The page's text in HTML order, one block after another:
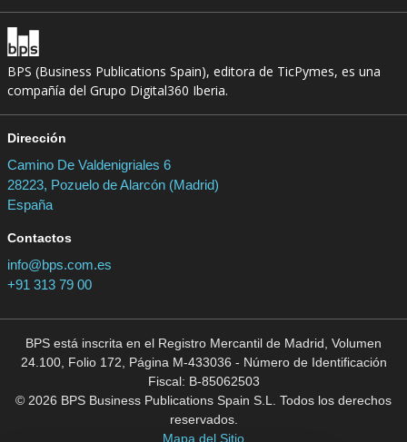
BPS (Business Publications Spain), editora de TicPymes, es una
compañía del Grupo Digital360 Iberia.
Dirección
Camino De Valdenigriales 6
28223, Pozuelo de Alarcón (Madrid)
España
Contactos
info@bps.com.es
+91 313 79 00
BPS está inscrita en el Registro Mercantil de Madrid, Volumen
24.100, Folio 172, Página M-433036 - Número de Identificación
Fiscal: B-85062503
© 2026 BPS Business Publications Spain S.L. Todos los derechos
reservados.
Mapa del Sitio